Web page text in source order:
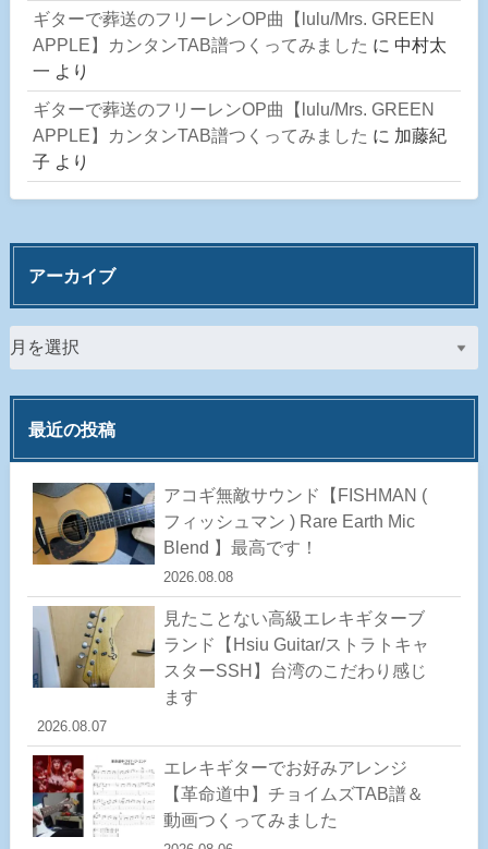
ギターで葬送のフリーレンOP曲【lulu/Mrs. GREEN
APPLE】カンタンTAB譜つくってみました に 中村太
一 より
ギターで葬送のフリーレンOP曲【lulu/Mrs. GREEN
APPLE】カンタンTAB譜つくってみました に 加藤紀
子 より
アーカイブ
最近の投稿
アコギ無敵サウンド【FISHMAN (
フィッシュマン ) Rare Earth Mic
Blend 】最高です！
2026.08.08
見たことない高級エレキギターブ
ランド【Hsiu Guitar/ストラトキャ
スターSSH】台湾のこだわり感じ
ます
2026.08.07
エレキギターでお好みアレンジ
【革命道中】チョイムズTAB譜＆
動画つくってみました